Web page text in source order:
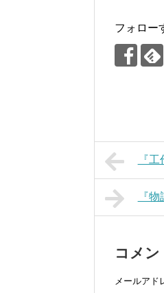
フォロー
『
『
コメ
メールアド